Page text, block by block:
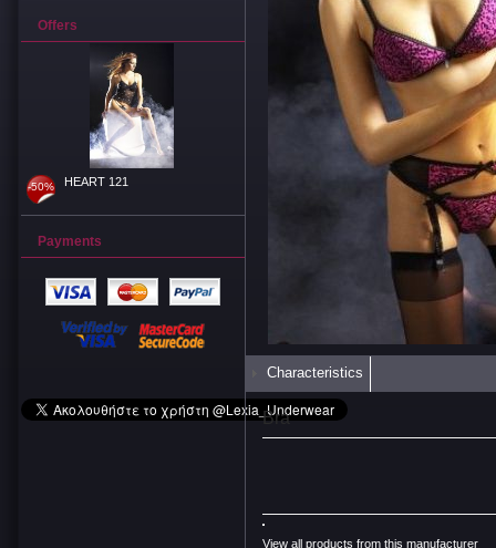
Offers
-50% HEART 121
Payments
Characteristics
Bra
View all products from this manufacturer